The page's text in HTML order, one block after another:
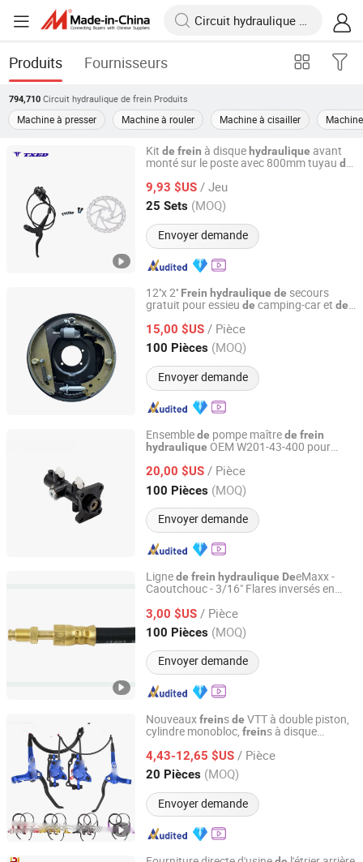
Produits Fournisseurs
794,710 Circuit hydraulique de frein Produits
Machine à presser Machine à rouler Machine à cisailler
Kit de frein à disque hydraulique avant
monté sur le poste avec 800mm tuyau de
9,93 $US / Jeu
25 Sets (MOQ)
Envoyer demande
XIANGJIN (TIANJIN) CYCLE CO.,LTD.
Tianjin, China Depuis 2021
12''x 2'' Frein hydraulique de secours
gratuit pour essieu de camping-car et de
15,00 $US / Pièce
100 Pièces (MOQ)
Envoyer demande
Anhui Qingtai Auto Parts Co., Ltd
Anhui, China Depuis 2025
Ensemblede pompe maîtrede frein
hydraulique OEM W201-43-400 pour
20,00 $US / Pièce
100 Pièces (MOQ)
Envoyer demande
Guangzhou Top Intelligent Equipment Technology Co.,
Guangdong, China Depuis 2026
Lignede frein hydraulique DeeMaxx -
Caoutchouc - 3/16" Flares inversés en
3,00 $US / Pièce
100 Pièces (MOQ)
Envoyer demande
Ningbo Harsco Machinery Co., Ltd.
Zhejiang, China Depuis 2019
Nouveauxfreinsde VTT à double piston,
cylindre monobloc, freins à disque
4,43-12,65 $US / Pièce
20 Pièces (MOQ)
Envoyer demande
Good Seller Co., Ltd
Zhejiang, China Depuis 2010